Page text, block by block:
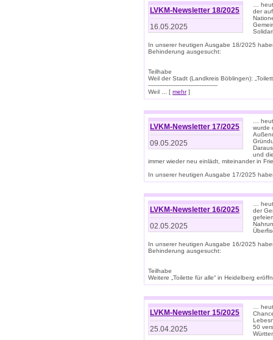
LVKM-Newsletter 18/2025
16.05.2025
…
der
In unserer heutigen Ausgabe 18/2025
Behinderung ausgesucht:
Teilhabe
Weil der Stadt (Landkreis Böblingen):
--------------------------------------
Weil ... [ mehr]
LVKM-Newsletter 17/2025
09.05.2025
…
wurde
und
immer wieder neu einlädt, miteinander in
In unserer heutigen Ausgabe 17/2025
LVKM-Newsletter 16/2025
02.05.2025
…
der
In unserer heutigen Ausgabe 16/2025
Behinderung ausgesucht:
Teilhabe
Weitere „Toilette für alle“ in Heidelberg
LVKM-Newsletter 15/2025
25.04.2025
…
50